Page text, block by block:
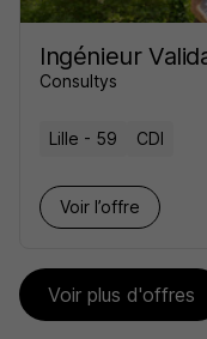
Ingénieur
Consultys
Lille - 59 CDI
Voir l’offre
Voir plus d'offres